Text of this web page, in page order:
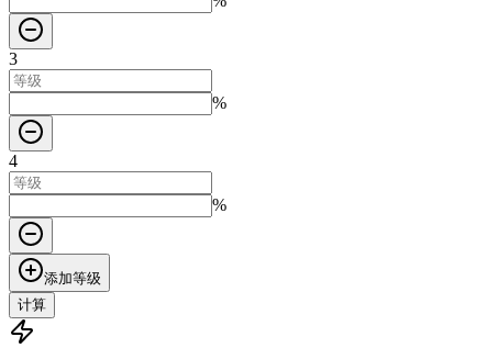
3
%
4
%
添加等级
计算